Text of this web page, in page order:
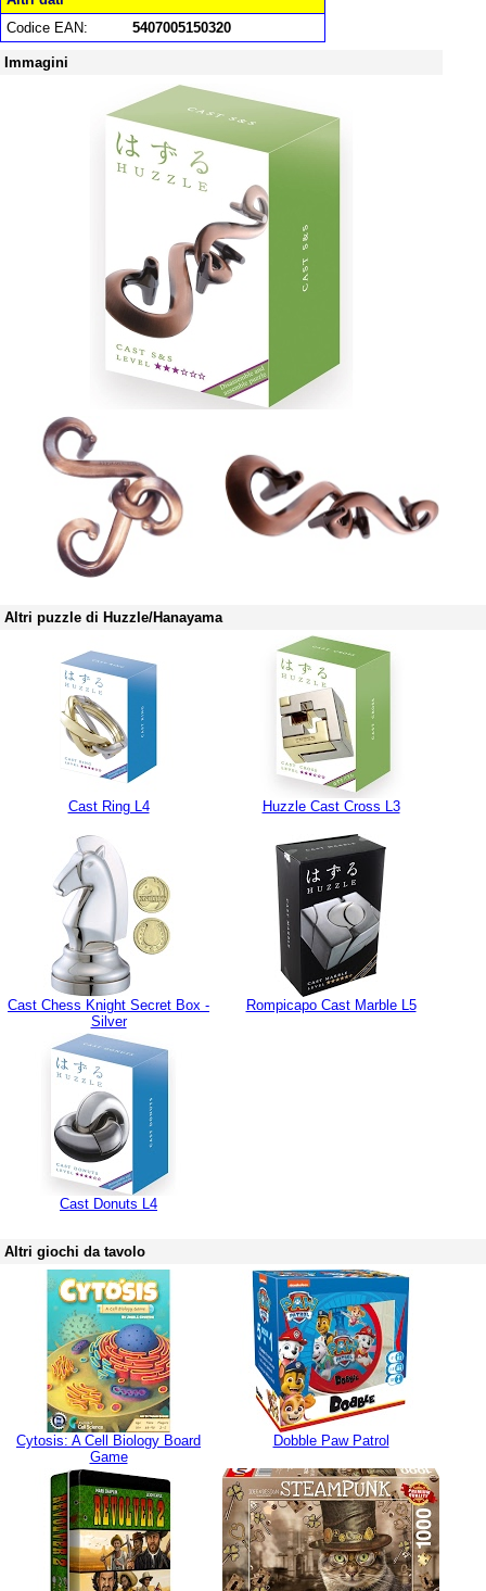
Codice EAN:
5407005150320
Immagini
Altri puzzle di Huzzle/Hanayama
Cast Ring L4 Huzzle Cast Cross L3
Cast Chess Knight Secret Box -
Silver
Rompicapo Cast Marble L5
Cast Donuts L4
Altri giochi da tavolo
Cytosis: A Cell Biology Board
Game
Dobble Paw Patrol